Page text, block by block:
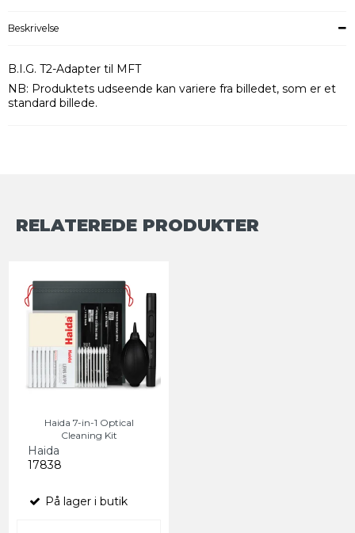
Beskrivelse
B.I.G. T2-Adapter til MFT
NB: Produktets udseende kan variere fra billedet, som er et
standard billede.
RELATEREDE PRODUKTER
Haida 7-in-1 Optical
Cleaning Kit
Haida
17838
På lager i butik